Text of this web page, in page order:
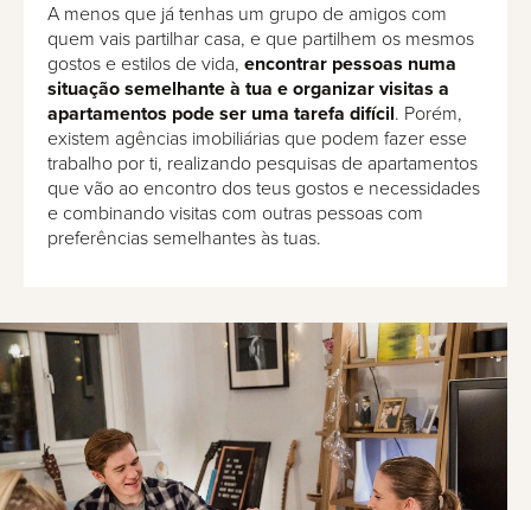
A menos que já tenhas um grupo de amigos com
quem vais partilhar casa, e que partilhem os mesmos
gostos e estilos de vida, encontrar pessoas numa
situação semelhante à tua e organizar visitas a
apartamentos pode ser uma tarefa difícil. Porém,
existem agências imobiliárias que podem fazer esse
trabalho por ti, realizando pesquisas de apartamentos
que vão ao encontro dos teus gostos e necessidades
e combinando visitas com outras pessoas com
preferências semelhantes às tuas.